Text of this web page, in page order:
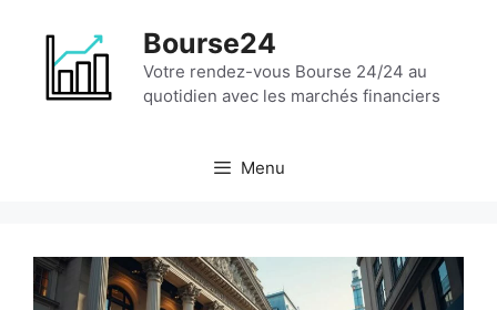
contenu
Bourse24
Votre rendez-vous Bourse 24/24 au
quotidien avec les marchés financiers
Menu